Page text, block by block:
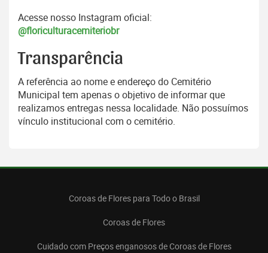
Acesse nosso Instagram oficial:
@floriculturacemiteriobr
Transparência
A referência ao nome e endereço do Cemitério
Municipal tem apenas o objetivo de informar que
realizamos entregas nessa localidade. Não possuímos
vínculo institucional com o cemitério.
Coroas de Flores para Todo o Brasil
Coroas de Flores
Cuidado com Preços enganosos de Coroas de Flores